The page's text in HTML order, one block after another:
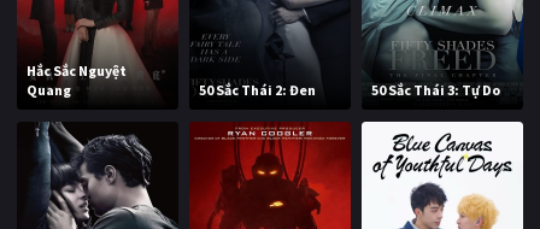
Hắc Sắc Nguyệt
Quang
50 Sắc Thái 2: Đen 50 Sắc Thái 3: Tự Do